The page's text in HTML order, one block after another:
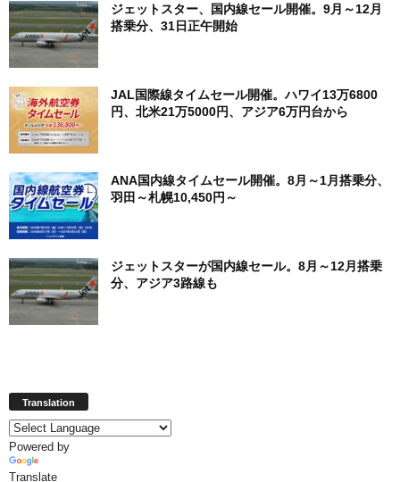
ジェットスター、国内線セール開催。9月～12月
搭乗分、31日正午開始
JAL国際線タイムセール開催。ハワイ13万6800
円、北米21万5000円、アジア6万円台から
ANA国内線タイムセール開催。8月～1月搭乗分、
羽田～札幌10,450円～
ジェットスターが国内線セール。8月～12月搭乗
分、アジア3路線も
Translation
Powered by
Translate